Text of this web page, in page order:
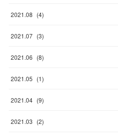
2021.08 (4)
2021.07 (3)
2021.06 (8)
2021.05 (1)
2021.04 (9)
2021.03 (2)